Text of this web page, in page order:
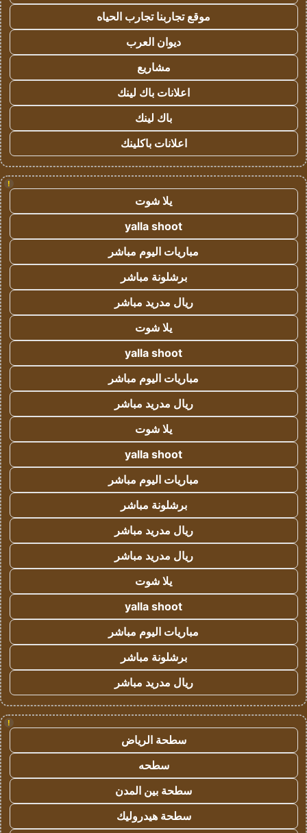
موقع تجاربنا تجارب الحياه
ديوان العرب
مشاريع
اعلانات باك لينك
باك لينك
اعلانات باكلينك
!
يلا شوت
yalla shoot
مباريات اليوم مباشر
برشلونة مباشر
ريال مدريد مباشر
يلا شوت
yalla shoot
مباريات اليوم مباشر
ريال مدريد مباشر
يلا شوت
yalla shoot
مباريات اليوم مباشر
برشلونة مباشر
ريال مدريد مباشر
ريال مدريد مباشر
يلا شوت
yalla shoot
مباريات اليوم مباشر
برشلونة مباشر
ريال مدريد مباشر
!
سطحة الرياض
سطحه
سطحة بين المدن
سطحة هيدروليك